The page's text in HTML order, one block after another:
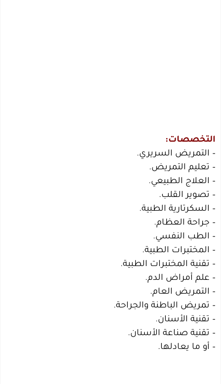
التخصصات:
– التمريض السريري.
– تعليم التمريض.
– العلاج الطبيعي.
– تصوير القلب.
– السكرتارية الطبية.
– جراحة العظام.
– الطب النفسي.
– المختبرات الطبية.
– تقنية المختبرات الطبية.
– علم أمراض الدم.
– التمريض العام.
– تمريض الباطنة والجراحة.
– تقنية الأسنان.
– تقنية صناعة الأسنان.
– أو ما يعادلها.